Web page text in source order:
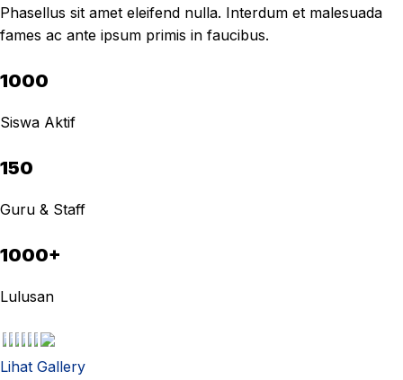
Phasellus sit amet eleifend nulla. Interdum et malesuada
fames ac ante ipsum primis in faucibus.
1000
Siswa Aktif
150
Guru & Staff
1000+
Lulusan
Lihat Gallery